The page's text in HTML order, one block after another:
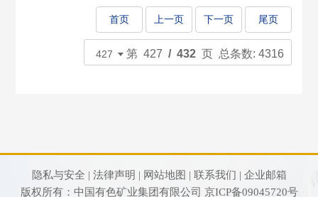
首页 上一页 下一页 尾页
第 427 / 432 页 总条数: 4316
隐私与安全 | 法律声明 | 网站地图 | 联系我们 | 企业邮箱
版权所有：中国有色矿业集团有限公司 京ICP备09045720号